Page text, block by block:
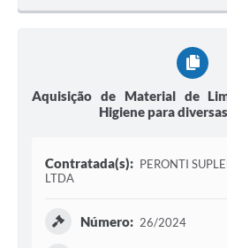
Aquisição de Material de
Higiene para
Contratada(s): PERONTI
LTDA
Número: 26/2024